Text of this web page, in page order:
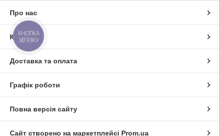
Про нас
Контакти
Доставка та оплата
Графік роботи
Повна версія сайту
Сайт створено на маркетплейсі Prom.ua
КНОПКА
ЗВ'ЯЗКУ